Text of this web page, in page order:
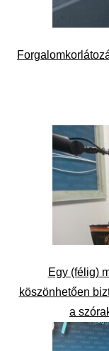
Egy (félig)
köszönhetően
a